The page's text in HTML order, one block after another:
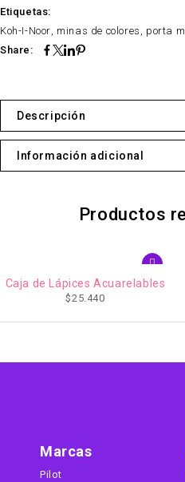
Etiquetas:
Koh-I-Noor, minas de colores , porta
Share:
Descripción
Información adicional
Productos
Lápices Acuarelables
Set
Marcas
Pilot